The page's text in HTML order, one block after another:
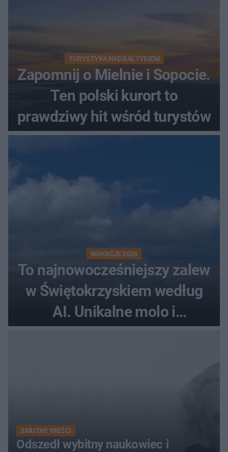
TURYSTYKA NAD BAŁTYKIEM
Zapomnij o Mielnie i Sopocie.
Ten polski kurort to
prawdziwy hit wśród turystów
WAKACJE 2026
To najnowocześniejszy zalew
w Świętokrzyskiem według
AI. Unikalne molo i
promenada
SMUTNE WIEŚCI
Odszedł wybitny naukowiec i